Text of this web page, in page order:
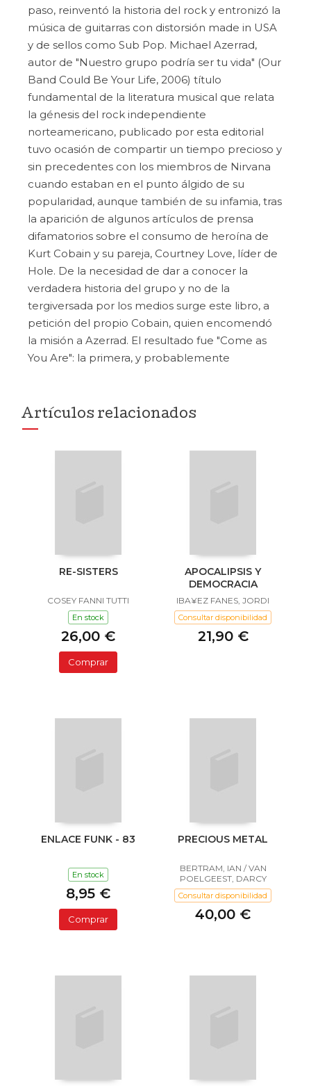
paso, reinventó la historia del rock y entronizó la
música de guitarras con distorsión made in USA
y de sellos como Sub Pop. Michael Azerrad,
autor de "Nuestro grupo podría ser tu vida" (Our
Band Could Be Your Life, 2006) título
fundamental de la literatura musical que relata
la génesis del rock independiente
norteamericano, publicado por esta editorial
tuvo ocasión de compartir un tiempo precioso y
sin precedentes con los miembros de Nirvana
cuando estaban en el punto álgido de su
popularidad, aunque también de su infamia, tras
la aparición de algunos artículos de prensa
difamatorios sobre el consumo de heroína de
Kurt Cobain y su pareja, Courtney Love, líder de
Hole. De la necesidad de dar a conocer la
verdadera historia del grupo y no de la
tergiversada por los medios surge este libro, a
petición del propio Cobain, quien encomendó
la misión a Azerrad. El resultado fue "Come as
You Are": la primera, y probablemente
Artículos relacionados
RE-SISTERS
COSEY FANNI TUTTI
En stock
26,00 €
Comprar
APOCALIPSIS Y
DEMOCRACIA
IBA¥EZ FANES, JORDI
Consultar disponibilidad
21,90 €
ENLACE FUNK - 83
En stock
8,95 €
Comprar
PRECIOUS METAL
BERTRAM, IAN / VAN
POELGEEST, DARCY
Consultar disponibilidad
40,00 €